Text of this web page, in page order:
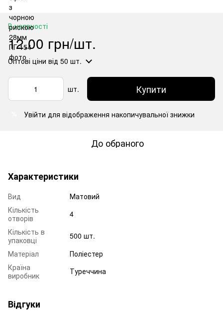
В наявності
12.00 грн/шт.
Оптові ціни від 50 шт.
шт. Купити
Увійти для відображення накопичувальної знижки
До обраного
Характеристики
Вид
Матовий
Кількість
отворів
4
Кількість в
упаковці
500 шт.
Матеріал
Поліестер
Країна
виробник
Туреччина
Відгуки